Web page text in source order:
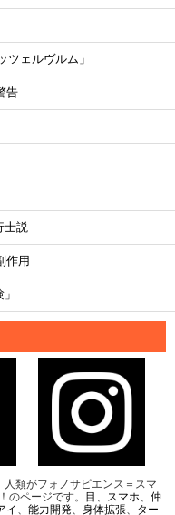
ツェルヴルム」
告
士説
作用
人類がフォノサピエンス＝スマ
ページです。
目 、 スマホ、 仲
イ 、 能力開発、 身体拡張、 ター